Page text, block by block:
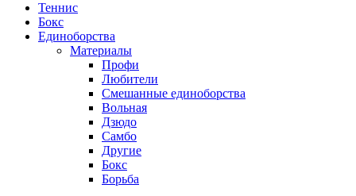
Теннис
Бокс
Единоборства
Материалы
Профи
Любители
Смешанные единоборства
Вольная
Дзюдо
Самбо
Другие
Бокс
Борьба